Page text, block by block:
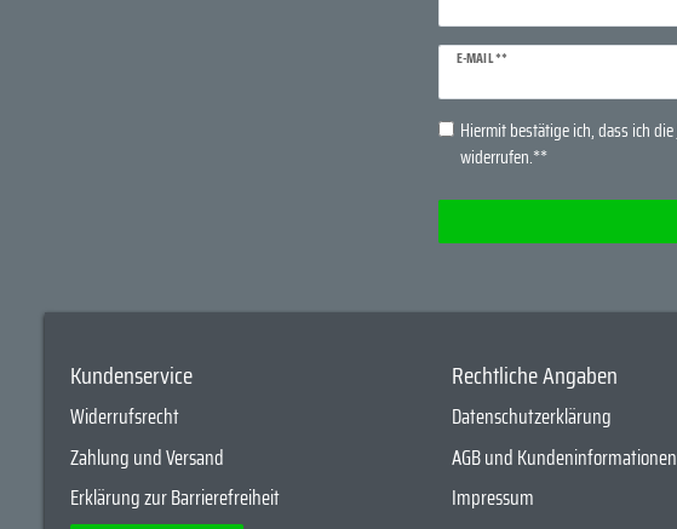
E-MAIL **
Newsletter
Honig
Hiermit bestätige ich, dass ich die
widerrufen.**
Kundenservice
Widerrufsrecht
Zahlung und Versand
Erklärung zur Barrierefreiheit
Rechtliche Angaben
Datenschutzerklärung
AGB und Kundeninformationen
Impressum